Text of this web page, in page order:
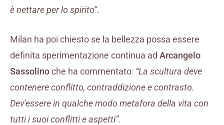
è nettare per lo spirito”.
Milan ha poi chiesto se la bellezza possa essere
definita sperimentazione continua ad Arcangelo
Sassolinoche ha commentato: “La scultura deve
contenere conflitto, contraddizione e contrasto.
Dev’essere in qualche modo metafora della vita con
tutti i suoi conflitti e aspetti”.